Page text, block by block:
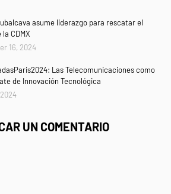
asume liderazgo para rescatar el
CDMX
16, 2024
Las Telecomunicaciones como
de Innovación Tecnológica
UN COMENTARIO